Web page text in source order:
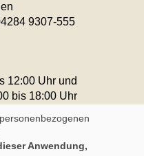
9307-555
12:00 Uhr und
bis 18:00 Uhr
Widerruf
Anwendung,